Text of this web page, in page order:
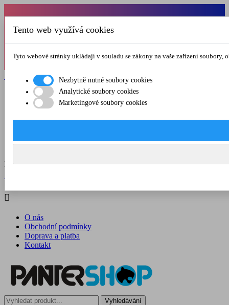
Od 1.7.-31.8.2026 budeme mít v pátek
zkrácenou provozní dobu do 12.00 hod. Přejeme
Registrovat  Přihlásit se
O nás
Kontakt
Menu  

O nás
Obchodní podmínky
Doprava a platba
Kontakt
Vyhledávání
Tento web využívá cookies
Tyto webové stránky ukládají v souladu se zákony na vaše zařízení
Nezbytně nutné soubory cookies
Analytické soubory cookies
Marketingové soubory cookies